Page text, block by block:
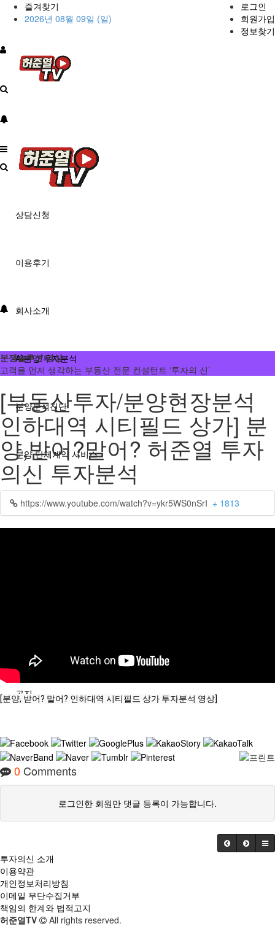
즐겨찾기
2026년 08월 09일 (일)
로그인
회원가입
정보찾기
상담신청
이용후기
회사소개
AI분양/투자분석
분양분석진단
분양 단체계약 서비스
부동산 재태크
공지
분쟁솔루션 영상
고객을 먼저 생각하는 부동산 전문 컨설턴트 ‘투자의 신’
[부동산투자/분양현장분석
인하대역 시티필드 상가] 분
양,받어?말어? 허준열 투자
의신 투자분석
https://www.youtube.com/watch?v=ykr5WS0nSrI + 1813
[분양, 받어? 말어? 인하대역 시티필드 상가 투자분석 영상]
0 Comments
로그인한 회원만 댓글 등록이 가능합니다.
투자의신 소개
이용약관
개인정보처리방침
이메일 무단수집거부
책임의 한계와 법적고지
허준열TV
All rights reserved.